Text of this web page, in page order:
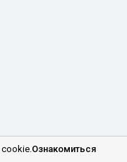
Ознакомиться